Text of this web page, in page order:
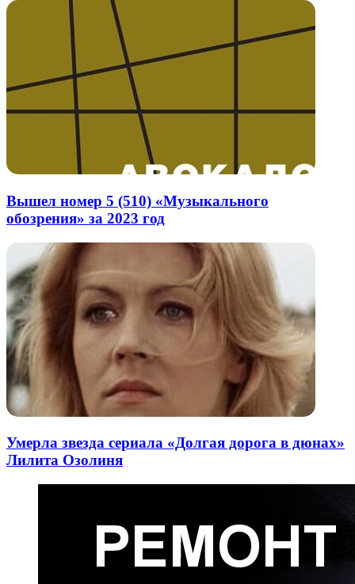
Вышел номер 5 (510) «Музыкального
обозрения» за 2023 год
Умерла звезда сериала «Долгая дорога в дюнах»
Лилита Озолиня